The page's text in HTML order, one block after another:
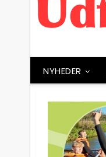
NYHEDER